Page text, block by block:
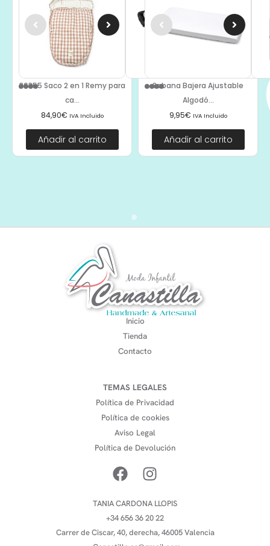
36355 Saco 2 en 1 Remy para
ca...
84,90€ IVA Incluido
Añadir al carrito
Sabana Bajera Ajustable
Algodó...
9,95€ IVA Incluido
Añadir al carrito
Inicio
Tienda
Contacto
TEMAS LEGALES
Política de Privacidad
Política de cookies
Aviso Legal
Política de Devolución
TANIA CARDONA LLOPIS
+34 656 36 20 22
Carrer de Ciscar, 40, derecha, 46005 Valencia